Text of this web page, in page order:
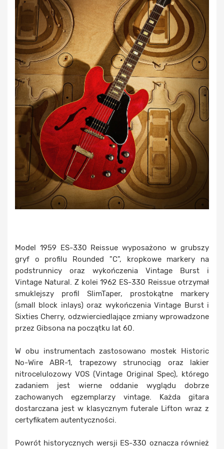
Model 1959 ES-330 Reissue wyposażono w grubszy
gryf o profilu Rounded "C", kropkowe markery na
podstrunnicy oraz wykończenia Vintage Burst i
Vintage Natural. Z kolei 1962 ES-330 Reissue otrzymał
smuklejszy profil SlimTaper, prostokątne markery
(small block inlays) oraz wykończenia Vintage Burst i
Sixties Cherry, odzwierciedlające zmiany wprowadzone
przez Gibsona na początku lat 60.
W obu instrumentach zastosowano mostek Historic
No-Wire ABR-1, trapezowy strunociąg oraz lakier
nitrocelulozowy VOS (Vintage Original Spec), którego
zadaniem jest wierne oddanie wyglądu dobrze
zachowanych egzemplarzy vintage. Każda gitara
dostarczana jest w klasycznym futerale Lifton wraz z
certyfikatem autentyczności.
Powrót historycznych wersji ES-330 oznacza również